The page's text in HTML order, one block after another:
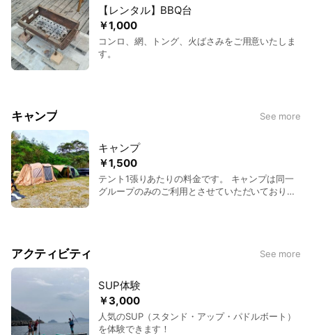
￥1,000
【レンタル】BBQ台
コンロ、網、トング、火ばさみをご用意いたしま
す。
キャンプ See more
￥1,500
キャンプ
テント1張りあたりの料金です。 キャンプは同一
グループのみのご利用とさせていただいており、1
アクティビティ See more
￥3,000
SUP体験
人気のSUP（スタンド・アップ・パドルボート）
を体験できます！